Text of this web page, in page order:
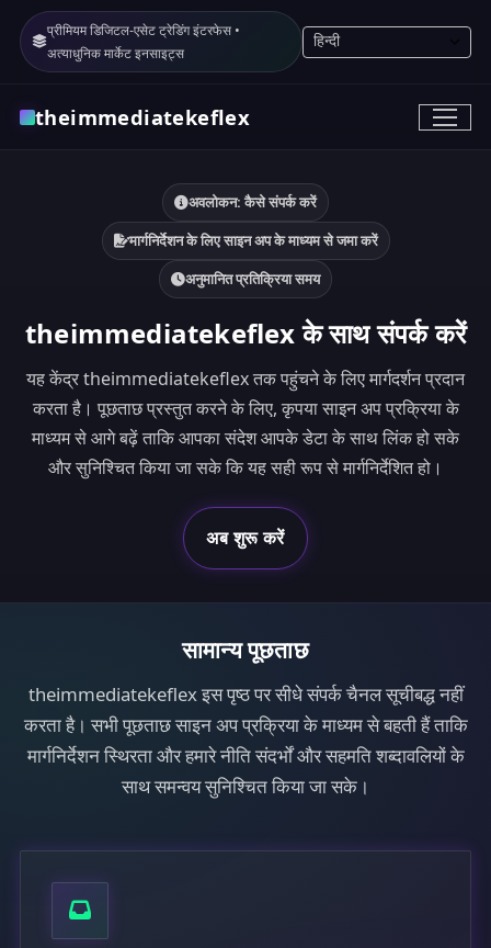
प्रीमियम डिजिटल-एसेट ट्रेडिंग इंटरफेस •
अत्याधुनिक मार्केट इनसाइट्स
theimmediatekeflex
अवलोकन: कैसे संपर्क करें
मार्गनिर्देशन के लिए साइन अप के माध्यम से जमा करें
अनुमानित प्रतिक्रिया समय
theimmediatekeflex के साथ संपर्क करें
यह केंद्र theimmediatekeflex तक पहुंचने के लिए मार्गदर्शन प्रदान
करता है। पूछताछ प्रस्तुत करने के लिए, कृपया साइन अप प्रक्रिया के
माध्यम से आगे बढ़ें ताकि आपका संदेश आपके डेटा के साथ लिंक हो सके
और सुनिश्चित किया जा सके कि यह सही रूप से मार्गनिर्देशित हो।
अब शुरू करें
सामान्य पूछताछ
theimmediatekeflex इस पृष्ठ पर सीधे संपर्क चैनल सूचीबद्ध नहीं
करता है। सभी पूछताछ साइन अप प्रक्रिया के माध्यम से बहती हैं ताकि
मार्गनिर्देशन स्थिरता और हमारे नीति संदर्भों और सहमति शब्दावलियों के
साथ समन्वय सुनिश्चित किया जा सके।